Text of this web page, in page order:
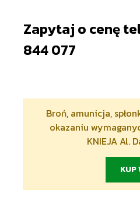
Zapytaj o cenę
844 077
Broń, amunicja,
okazaniu
KNIEJA Al.
KUP